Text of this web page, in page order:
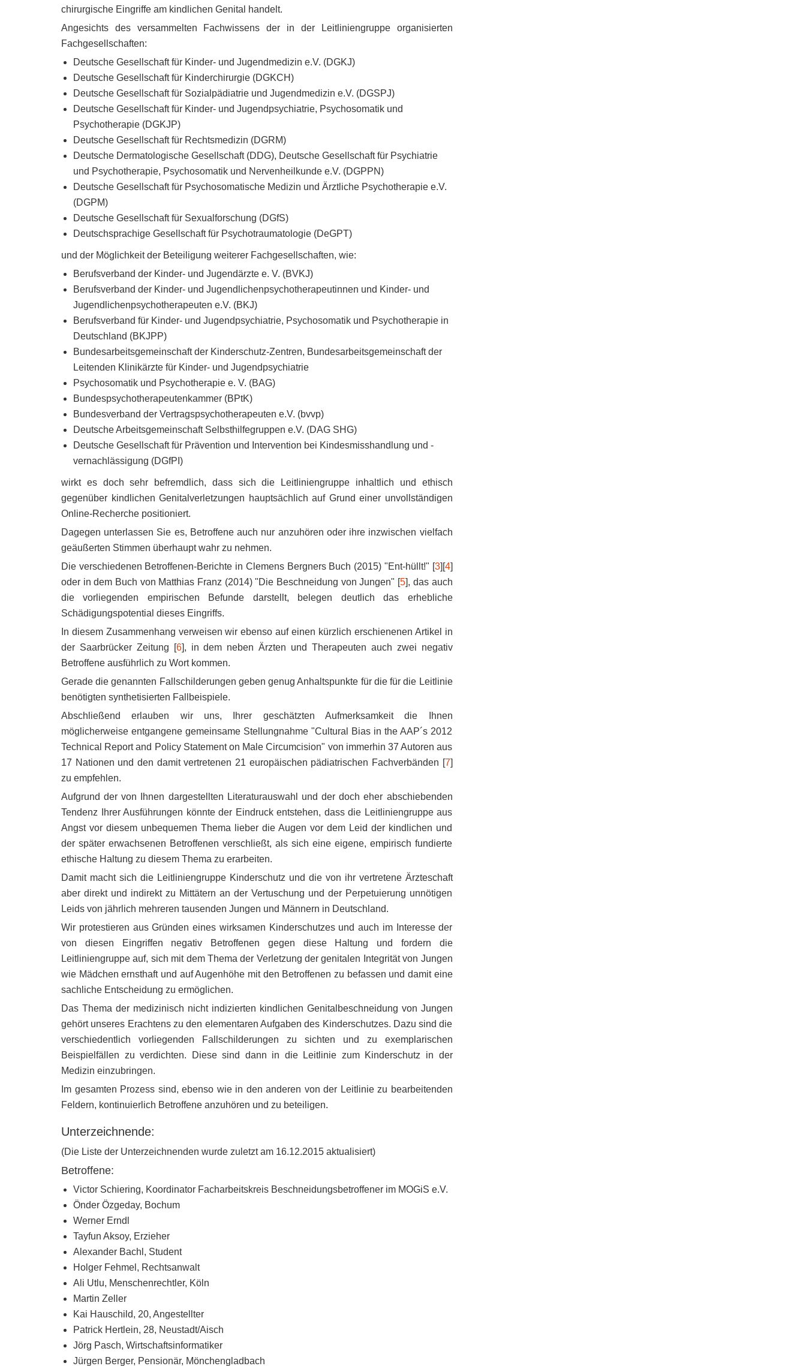
chirurgische Eingriffe am kindlichen Genital handelt.
Angesichts des versammelten Fachwissens der in der Leitliniengruppe organisierten
Fachgesellschaften:
Deutsche Gesellschaft für Kinder- und Jugendmedizin e.V. (DGKJ)
Deutsche Gesellschaft für Kinderchirurgie (DGKCH)
Deutsche Gesellschaft für Sozialpädiatrie und Jugendmedizin e.V. (DGSPJ)
Deutsche Gesellschaft für Kinder- und Jugendpsychiatrie, Psychosomatik und
Psychotherapie (DGKJP)
Deutsche Gesellschaft für Rechtsmedizin (DGRM)
Deutsche Dermatologische Gesellschaft (DDG), Deutsche Gesellschaft für Psychiatrie
und Psychotherapie, Psychosomatik und Nervenheilkunde e.V. (DGPPN)
Deutsche Gesellschaft für Psychosomatische Medizin und Ärztliche Psychotherapie e.V.
(DGPM)
Deutsche Gesellschaft für Sexualforschung (DGfS)
Deutschsprachige Gesellschaft für Psychotraumatologie (DeGPT)
und der Möglichkeit der Beteiligung weiterer Fachgesellschaften, wie:
Berufsverband der Kinder- und Jugendärzte e. V. (BVKJ)
Berufsverband der Kinder- und Jugendlichenpsychotherapeutinnen und Kinder- und
Jugendlichenpsychotherapeuten e.V. (BKJ)
Berufsverband für Kinder- und Jugendpsychiatrie, Psychosomatik und Psychotherapie in
Deutschland (BKJPP)
Bundesarbeitsgemeinschaft der Kinderschutz-Zentren, Bundesarbeitsgemeinschaft der
Leitenden Klinikärzte für Kinder- und Jugendpsychiatrie
Psychosomatik und Psychotherapie e. V. (BAG)
Bundespsychotherapeutenkammer (BPtK)
Bundesverband der Vertragspsychotherapeuten e.V. (bvvp)
Deutsche Arbeitsgemeinschaft Selbsthilfegruppen e.V. (DAG SHG)
Deutsche Gesellschaft für Prävention und Intervention bei Kindesmisshandlung und -
vernachlässigung (DGfPI)
wirkt es doch sehr befremdlich, dass sich die Leitliniengruppe inhaltlich und ethisch
gegenüber kindlichen Genitalverletzungen hauptsächlich auf Grund einer unvollständigen
Online-Recherche positioniert.
Dagegen unterlassen Sie es, Betroffene auch nur anzuhören oder ihre inzwischen vielfach
geäußerten Stimmen überhaupt wahr zu nehmen.
Die verschiedenen Betroffenen-Berichte in Clemens Bergners Buch (2015) "Ent-hüllt!" [3][4]
oder in dem Buch von Matthias Franz (2014) "Die Beschneidung von Jungen" [5], das auch
die vorliegenden empirischen Befunde darstellt, belegen deutlich das erhebliche
Schädigungspotential dieses Eingriffs.
In diesem Zusammenhang verweisen wir ebenso auf einen kürzlich erschienenen Artikel in
der Saarbrücker Zeitung [6], in dem neben Ärzten und Therapeuten auch zwei negativ
Betroffene ausführlich zu Wort kommen.
Gerade die genannten Fallschilderungen geben genug Anhaltspunkte für die für die Leitlinie
benötigten synthetisierten Fallbeispiele.
Abschließend erlauben wir uns, Ihrer geschätzten Aufmerksamkeit die Ihnen
möglicherweise entgangene gemeinsame Stellungnahme "Cultural Bias in the AAP´s 2012
Technical Report and Policy Statement on Male Circumcision" von immerhin 37 Autoren aus
17 Nationen und den damit vertretenen 21 europäischen pädiatrischen Fachverbänden [7]
zu empfehlen.
Aufgrund der von Ihnen dargestellten Literaturauswahl und der doch eher abschiebenden
Tendenz Ihrer Ausführungen könnte der Eindruck entstehen, dass die Leitliniengruppe aus
Angst vor diesem unbequemen Thema lieber die Augen vor dem Leid der kindlichen und
der später erwachsenen Betroffenen verschließt, als sich eine eigene, empirisch fundierte
ethische Haltung zu diesem Thema zu erarbeiten.
Damit macht sich die Leitliniengruppe Kinderschutz und die von ihr vertretene Ärzteschaft
aber direkt und indirekt zu Mittätern an der Vertuschung und der Perpetuierung unnötigen
Leids von jährlich mehreren tausenden Jungen und Männern in Deutschland.
Wir protestieren aus Gründen eines wirksamen Kinderschutzes und auch im Interesse der
von diesen Eingriffen negativ Betroffenen gegen diese Haltung und fordern die
Leitliniengruppe auf, sich mit dem Thema der Verletzung der genitalen Integrität von Jungen
wie Mädchen ernsthaft und auf Augenhöhe mit den Betroffenen zu befassen und damit eine
sachliche Entscheidung zu ermöglichen.
Das Thema der medizinisch nicht indizierten kindlichen Genitalbeschneidung von Jungen
gehört unseres Erachtens zu den elementaren Aufgaben des Kinderschutzes. Dazu sind die
verschiedentlich vorliegenden Fallschilderungen zu sichten und zu exemplarischen
Beispielfällen zu verdichten. Diese sind dann in die Leitlinie zum Kinderschutz in der
Medizin einzubringen.
Im gesamten Prozess sind, ebenso wie in den anderen von der Leitlinie zu bearbeitenden
Feldern, kontinuierlich Betroffene anzuhören und zu beteiligen.
Unterzeichnende:
(Die Liste der Unterzeichnenden wurde zuletzt am 16.12.2015 aktualisiert)
Betroffene:
Victor Schiering, Koordinator Facharbeitskreis Beschneidungsbetroffener im MOGiS e.V.
Önder Özgeday, Bochum
Werner Erndl
Tayfun Aksoy, Erzieher
Alexander Bachl, Student
Holger Fehmel, Rechtsanwalt
Ali Utlu, Menschenrechtler, Köln
Martin Zeller
Kai Hauschild, 20, Angestellter
Patrick Hertlein, 28, Neustadt/Aisch
Jörg Pasch, Wirtschaftsinformatiker
Jürgen Berger, Pensionär, Mönchengladbach